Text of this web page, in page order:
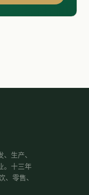
生产、
。十三年
、零售、